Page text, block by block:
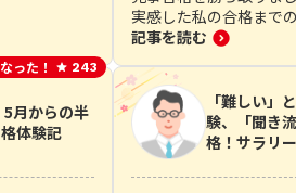
実感した私の合格まで
記事を読む
った！ 243
月からの半
体験記
「難しい」
験、「聞き
格！サラリ